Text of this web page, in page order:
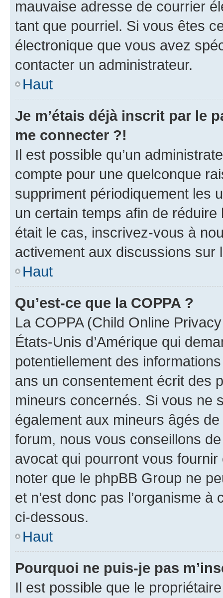
mauvaise adresse de courrier
tant que pourriel. Si vous êtes
électronique que vous avez
contacter un administrateur.
Haut
Je m’étais déjà inscrit par le
me connecter ?!
Il est possible qu’un
compte pour une quelconque
suppriment périodiquement les
un certain temps afin de
était le cas, inscrivez-vous à
activement aux discussions sur
Haut
Qu’est-ce que la COPPA ?
La COPPA (Child Online
États-Unis d’Amérique qui
potentiellement des
ans un consentement écrit des
mineurs concernés. Si vous ne
également aux mineurs âgés
forum, nous vous conseillons
avocat qui pourront vous
noter que le phpBB Group ne
et n’est donc pas l’organisme
ci-dessous.
Haut
Pourquoi ne puis-je pas
Il est possible que le